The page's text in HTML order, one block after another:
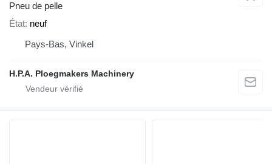
Pneu de pelle
État neuf
Pays-Bas, Vinkel
H.P.A. Ploegmakers Machinery